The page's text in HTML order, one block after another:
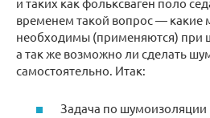
временем такой вопрос — какие
необходимы (применяются) при
а так же возможно ли сделать
самостоятельно. Итак:
Задача по шумоизоляции